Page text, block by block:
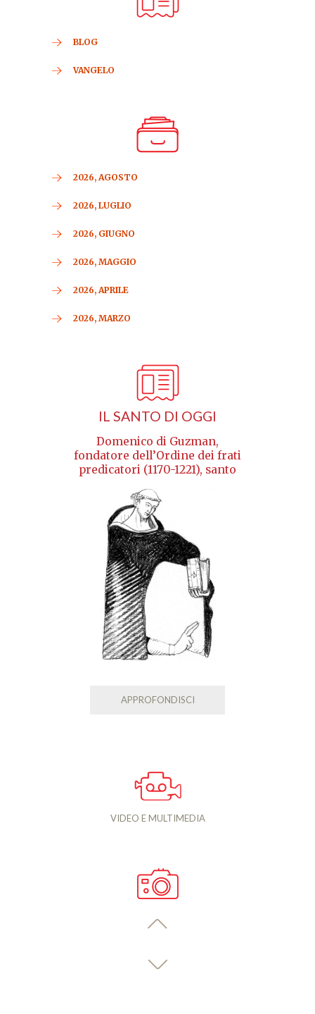
BLOG
VANGELO
2026, AGOSTO
2026, LUGLIO
2026, GIUGNO
2026, MAGGIO
2026, APRILE
2026, MARZO
IL SANTO DI OGGI
Domenico di Guzman,
fondatore dell’Ordine dei frati
predicatori (1170-1221), santo
APPROFONDISCI
VIDEO E MULTIMEDIA